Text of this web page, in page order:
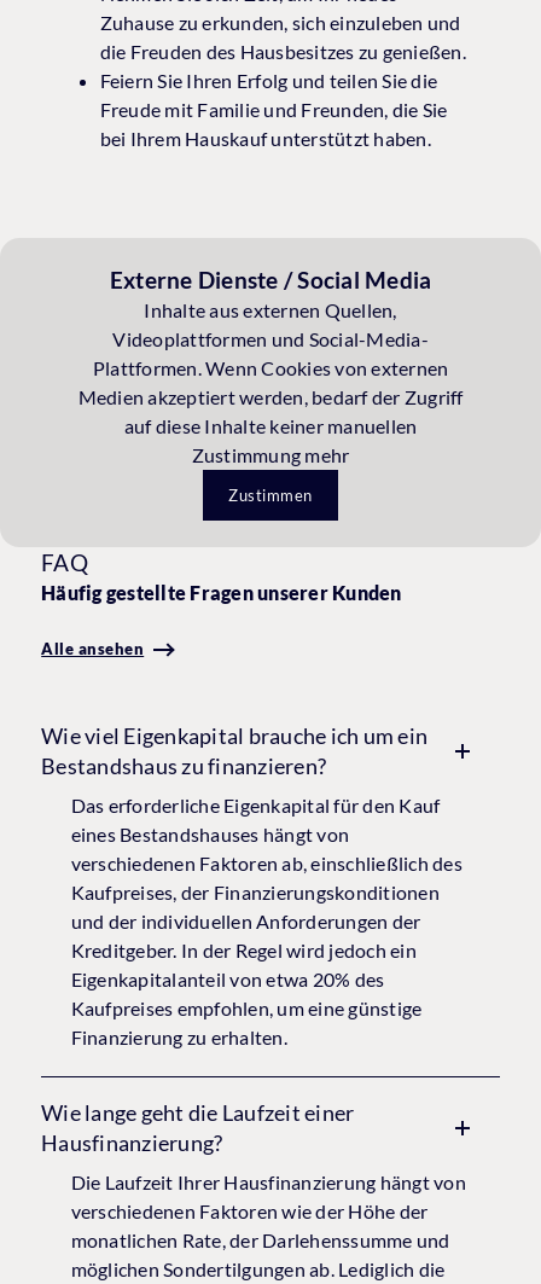
Zuhause zu erkunden, sich einzuleben und
die Freuden des Hausbesitzes zu genießen.
Feiern Sie Ihren Erfolg und teilen Sie die
Freude mit Familie und Freunden, die Sie
bei Ihrem Hauskauf unterstützt haben.
Externe Dienste / Social Media
Inhalte aus externen Quellen,
Videoplattformen und Social-Media-
Plattformen. Wenn Cookies von externen
Medien akzeptiert werden, bedarf der Zugriff
auf diese Inhalte keiner manuellen
Zustimmung mehr
Zustimmen
FAQ
Häufig gestellte Fragen unserer Kunden
Alle ansehen
Wie viel Eigenkapital brauche ich um ein
Bestandshaus zu finanzieren?
Das erforderliche Eigenkapital für den Kauf
eines Bestandshauses hängt von
verschiedenen Faktoren ab, einschließlich des
Kaufpreises, der Finanzierungskonditionen
und der individuellen Anforderungen der
Kreditgeber. In der Regel wird jedoch ein
Eigenkapitalanteil von etwa 20% des
Kaufpreises empfohlen, um eine günstige
Finanzierung zu erhalten.
Wie lange geht die Laufzeit einer
Hausfinanzierung?
Die Laufzeit Ihrer Hausfinanzierung hängt von
verschiedenen Faktoren wie der Höhe der
monatlichen Rate, der Darlehenssumme und
möglichen Sondertilgungen ab. Lediglich die